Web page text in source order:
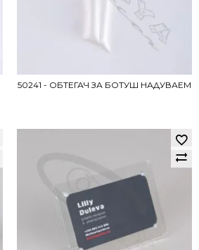
50241 - ОБТЕГАЧ ЗА БОТУШ НАДУВАЕМ